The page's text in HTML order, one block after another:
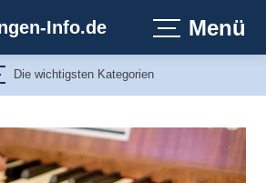
Info.de Menü
Die wichtigsten Kategorien